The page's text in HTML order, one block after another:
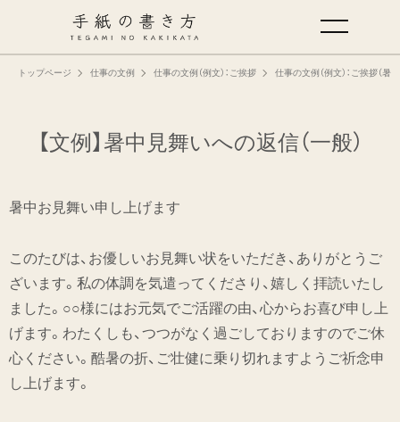
トップページ 仕事の文例 仕事の文例（例文）：ご挨拶 仕事の文例（例文）：ご挨拶（暑
【文例】暑中見舞いへの返信（一般）
暑中お見舞い申し上げます
このたびは、お優しいお見舞い状をいただき、ありがとうご
ざいます。私の体調を気遣ってくださり、嬉しく拝読いたし
ました。○○様にはお元気でご活躍の由、心からお喜び申し上
げます。わたくしも、つつがなく過ごしておりますのでご休
心ください。酷暑の折、ご壮健に乗り切れますようご祈念申
し上げます。
手紙の基本
仕事の手紙の書き方
特集
ミドリオフィシャルサイト